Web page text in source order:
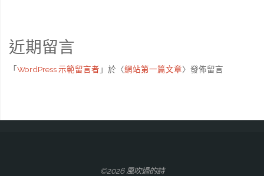
近期留言
「 WordPress 示範留言者 」於〈網站第一篇文章〉發佈留言
©2026 風吹過的詩